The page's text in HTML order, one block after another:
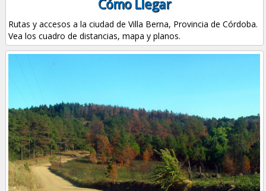
Cómo Llegar
Rutas y accesos a la ciudad de Villa Berna, Provincia de Córdoba.
Vea los cuadro de distancias, mapa y planos.